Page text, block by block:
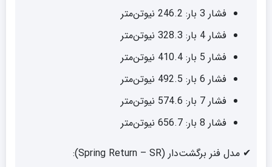
فشار 3 بار: 246.2 نیوتن‌متر
فشار 4 بار: 328.3 نیوتن‌متر
فشار 5 بار: 410.4 نیوتن‌متر
فشار 6 بار: 492.5 نیوتن‌متر
فشار 7 بار: 574.6 نیوتن‌متر
فشار 8 بار: 656.7 نیوتن‌متر
✔ مدل فنر برگشت‌دار (Spring Return – SR):